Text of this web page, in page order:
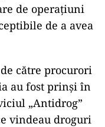
de operaţiuni
de a avea
către procurori
au fost prinși în
„Antidrog”
vindeau droguri